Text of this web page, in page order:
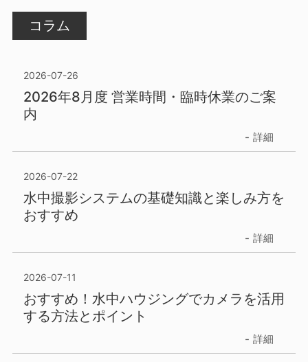
コラム
2026-07-26
2026年8月度 営業時間・臨時休業のご案
内
詳細
2026-07-22
水中撮影システムの基礎知識と楽しみ方を
おすすめ
詳細
2026-07-11
おすすめ！水中ハウジングでカメラを活用
する方法とポイント
詳細